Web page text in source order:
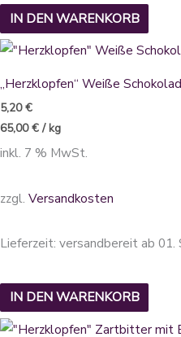
IN DEN WARENKORB
„Herzklopfen“ Weiße
5,20€
65,00€/kg
inkl. 7 % MwSt.
zzgl. Versandkosten
Lieferzeit: versandbereit ab
IN DEN WARENKORB